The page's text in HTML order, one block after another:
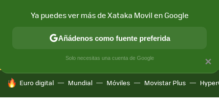
CONECTIVIDAD MÓVIL Y SOCIEDAD APLICACIONES
HOY SE HABLA DE
Euro digital Mundial Móviles Movistar Plus
×
Ya puedes ver más de Xataka Movil en Google
Añádenos como fuente preferida
Solo necesitas una cuenta de Google